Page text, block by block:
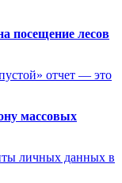
посещение лесов
отчет — это
массовых
личных данных в